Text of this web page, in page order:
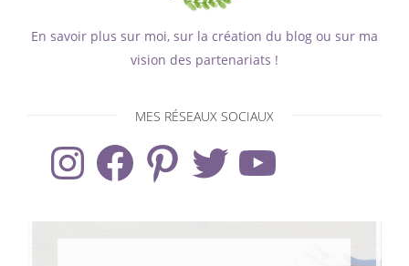
En savoir plus sur moi, sur la création du blog ou sur ma
vision des partenariats !
MES RÉSEAUX SOCIAUX
InstagramFacebook PinterestTwitter YouTube